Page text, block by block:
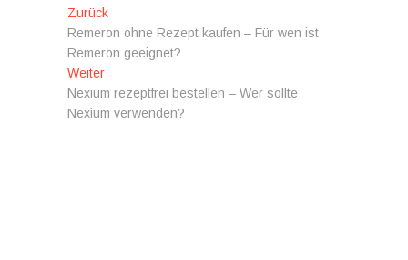
Beitragsnavigation
ZurückVorheriger
Beitrag:
Remeron ohne Rezept kaufen – Für wen ist
Remeron geeignet?
WeiterNächster
Beitrag:
Nexium rezeptfrei bestellen – Wer sollte
Nexium verwenden?